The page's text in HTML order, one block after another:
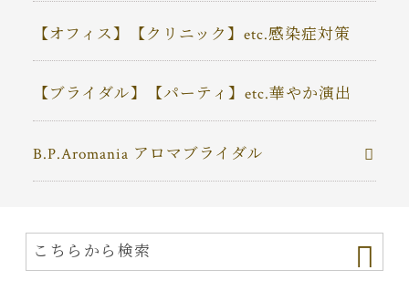
【オフィス】【クリニック】etc.感染症対策
【ブライダル】【パーティ】etc.華やか演出
B.P.Aromania アロマブライダル